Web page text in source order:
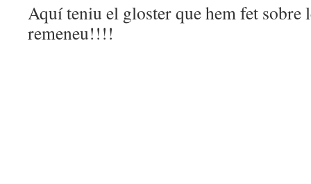
Aquí teniu el gloster que hem fet sobre
remeneu!!!!